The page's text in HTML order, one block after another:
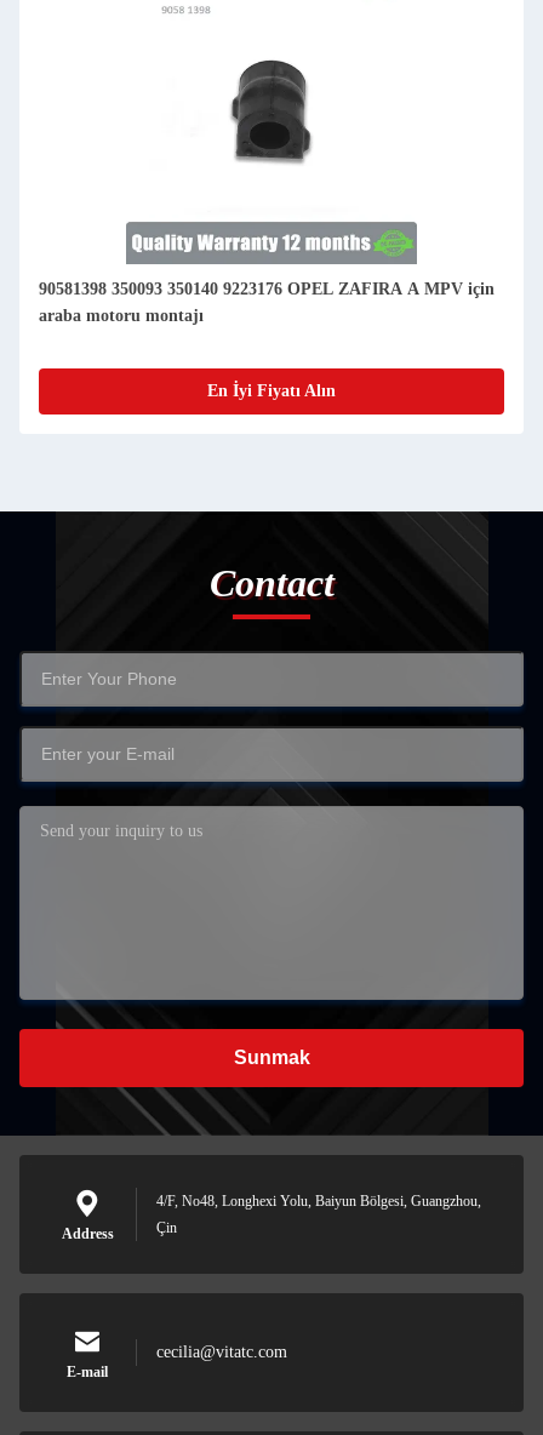
90581398 350093 350140 9223176 OPEL ZAFIRA A MPV için
araba motoru montajı
En İyi Fiyatı Alın
Contact
Sunmak
Address
4/F, No48, Longhexi Yolu, Baiyun Bölgesi, Guangzhou,
Çin
E-mail
cecilia@vitatc.com